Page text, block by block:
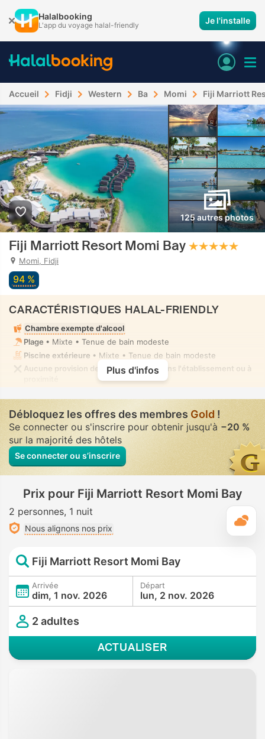
Halalbooking
L'app du voyage halal-friendly Je l'installe
Accueil Fidji Western Ba Momi Fiji Marriott
125 autres photos
Fiji Marriott Resort Momi Bay
Momi, Fidji
94 %
CARACTÉRISTIQUES HALAL-FRIENDLY
Chambre exempte d'alcool
Plage • Mixte • Tenue de bain modeste
Piscine extérieure • Mixte • Tenue de bain modeste
Aucune provision de nourriture halal dans l'établissement ou à
Plus d'infos
Débloquez les offres des membres Gold!
Se connecter ou s'inscrire pour obtenir jusqu'à −20 %
sur la majorité des hôtels
Se connecter ou s’inscrire
Prix pour Fiji Marriott Resort Momi Bay
2 personnes 1 nuit
Nous alignons nos prix
Fiji Marriott Resort Momi Bay
Arrivée
dim, 1 nov. 2026
Départ
lun, 2 nov. 2026
2 adultes
ACTUALISER